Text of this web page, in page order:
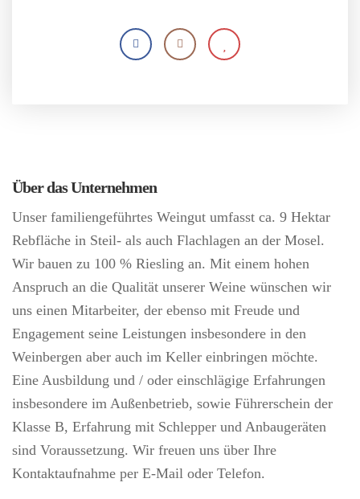
Über das Unternehmen
Unser familiengeführtes Weingut umfasst ca. 9 Hektar
Rebfläche in Steil- als auch Flachlagen an der Mosel.
Wir bauen zu 100 % Riesling an. Mit einem hohen
Anspruch an die Qualität unserer Weine wünschen wir
uns einen Mitarbeiter, der ebenso mit Freude und
Engagement seine Leistungen insbesondere in den
Weinbergen aber auch im Keller einbringen möchte.
Eine Ausbildung und / oder einschlägige Erfahrungen
insbesondere im Außenbetrieb, sowie Führerschein der
Klasse B, Erfahrung mit Schlepper und Anbaugeräten
sind Voraussetzung. Wir freuen uns über Ihre
Kontaktaufnahme per E-Mail oder Telefon.